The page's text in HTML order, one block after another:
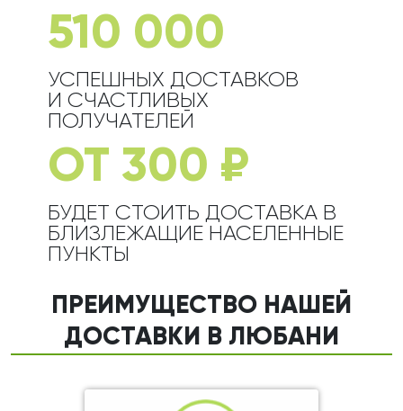
510 000
УСПЕШНЫХ ДОСТАВКОВ
И СЧАСТЛИВЫХ
ПОЛУЧАТЕЛЕЙ
ОТ 300 ₽
БУДЕТ СТОИТЬ ДОСТАВКА В
БЛИЗЛЕЖАЩИЕ НАСЕЛЕННЫЕ
ПУНКТЫ
ПРЕИМУЩЕСТВО НАШЕЙ
ДОСТАВКИ В ЛЮБАНИ